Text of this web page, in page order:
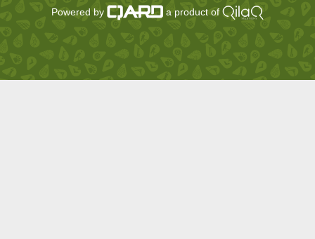
Powered by a product of